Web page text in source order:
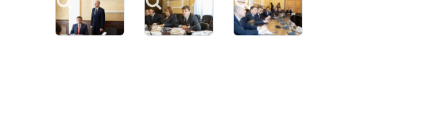
фестиваль исполнителей на духовых и ударных инструментах им. Ю.Н. Должикова